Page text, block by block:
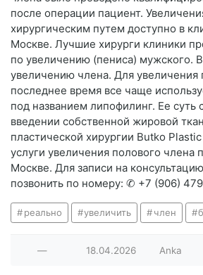
после операции пациент.
хирургическим путем доступно в
Москве. Лучшие хирурги клиники
по увеличению (пениса) мужского.
увеличению члена. Для увеличения
последнее время все чаще
под названием липофилинг. Ее суть
введении собственной жировой
пластической хирургии Butko
услуги увеличения полового члена
Москве. Для записи на
позвонить по номеру: ✆ +7 (906)
реально увеличить член
— 18.04.2026 Anka